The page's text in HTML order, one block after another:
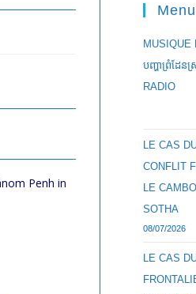
Menu
MUSIQUE
បញ្ហាព្រំដែនស្
RADIO
LE CAS
CONFLIT
LE
SOTHA
08/07/2026
LE CAS